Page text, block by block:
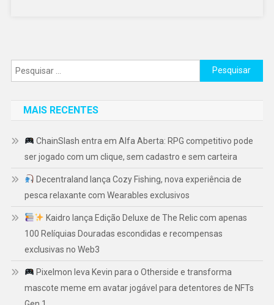
Pesquisar
por:
MAIS RECENTES
ChainSlash entra em Alfa Aberta: RPG competitivo pode
ser jogado com um clique, sem cadastro e sem carteira
Decentraland lança Cozy Fishing, nova experiência de
pesca relaxante com Wearables exclusivos
Kaidro lança Edição Deluxe de The Relic com apenas
100 Relíquias Douradas escondidas e recompensas
exclusivas no Web3
Pixelmon leva Kevin para o Otherside e transforma
mascote meme em avatar jogável para detentores de NFTs